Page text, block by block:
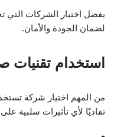
يفضل اختيار الشركات
لضمان الجودة والأمان.
استخدام تقنيات
من المهم اختيار شركة
تفاديًا لأي تأثيرات سلبية